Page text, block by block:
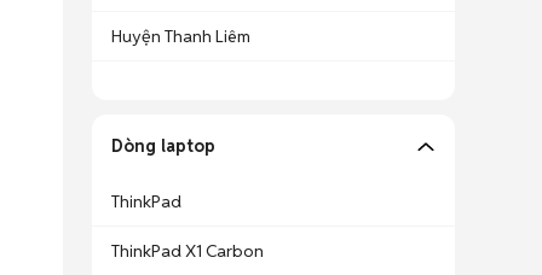
Huyện Thanh Liêm
Dòng laptop
ThinkPad
ThinkPad X1 Carbon